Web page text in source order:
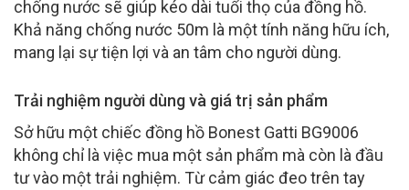
chống nước sẽ giúp kéo dài tuổi thọ của đồng hồ.
Khả năng chống nước 50m là một tính năng hữu ích,
mang lại sự tiện lợi và an tâm cho người dùng.
Trải nghiệm người dùng và giá trị sản phẩm
Sở hữu một chiếc đồng hồ Bonest Gatti BG9006
không chỉ là việc mua một sản phẩm mà còn là đầu
tư vào một trải nghiệm. Từ cảm giác đeo trên tay